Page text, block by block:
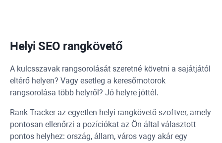
Helyi SEO rangkövető
A kulcsszavak rangsorolását szeretné követni a sajátjától
eltérő helyen? Vagy esetleg a keresőmotorok
rangsorolása több helyről? Jó helyre jöttél.
Rank Trackeraz egyetlen helyi rangkövető szoftver, amely
pontosan ellenőrzi a pozíciókat az Ön által választott
pontos helyhez: ország, állam, város vagy akár egy